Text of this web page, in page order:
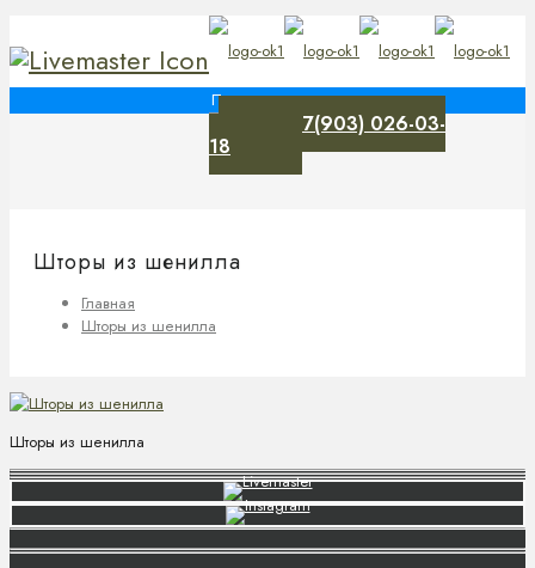
+7(903) 026-03-
18
Шторы из шенилла
Главная
Шторы из шенилла
Шторы из шенилла